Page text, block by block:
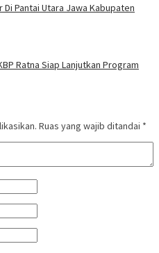
Pantai Utara Jawa Kabupaten
Ratna Siap Lanjutkan Program
Ruas yang wajib ditandai *